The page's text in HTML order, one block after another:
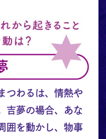
つわるは、情熱や
吉夢の場合、あな
囲を動かし、物事